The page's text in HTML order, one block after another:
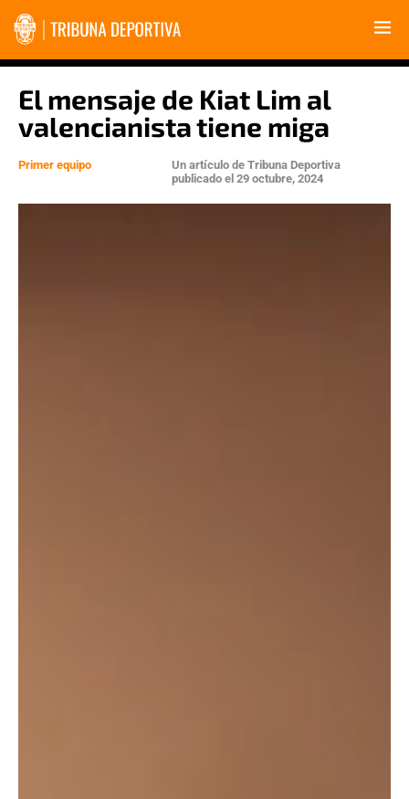
El mensaje de Kiat Lim al
valencianista tiene miga
Primer equipo Un artículo de Tribuna Deportiva
publicado el 29 octubre, 2024